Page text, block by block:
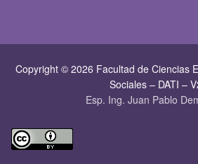
Copyright © 2026 Facultad de Ciencias
Sociales – DATI –
Esp. Ing. Juan Pablo